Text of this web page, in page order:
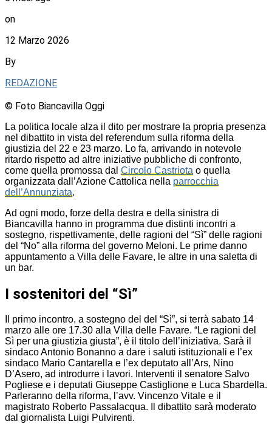
on
12 Marzo 2026
By
REDAZIONE
© Foto Biancavilla Oggi
La politica locale alza il dito per mostrare la propria presenza
nel dibattito in vista del referendum sulla riforma della
giustizia del 22 e 23 marzo. Lo fa, arrivando in notevole
ritardo rispetto ad altre iniziative pubbliche di confronto,
come quella promossa dal Circolo Castriota o quella
organizzata dall’Azione Cattolica nella parrocchia
dell’Annunziata.
Ad ogni modo, forze della destra e della sinistra di
Biancavilla hanno in programma due distinti incontri a
sostegno, rispettivamente, delle ragioni del “Sì” delle ragioni
del “No” alla riforma del governo Meloni. Le prime danno
appuntamento a Villa delle Favare, le altre in una saletta di
un bar.
I sostenitori del “Sì”
Il primo incontro, a sostegno del del “Sì”, si terrà sabato 14
marzo alle ore 17.30 alla Villa delle Favare. “Le ragioni del
Sì per una giustizia giusta”, è il titolo dell’iniziativa. Sarà il
sindaco Antonio Bonanno a dare i saluti istituzionali e l’ex
sindaco Mario Cantarella e l’ex deputato all’Ars, Nino
D’Asero, ad introdurre i lavori. Interventi il senatore Salvo
Pogliese e i deputati Giuseppe Castiglione e Luca Sbardella.
Parleranno della riforma, l’avv. Vincenzo Vitale e il
magistrato Roberto Passalacqua. Il dibattito sarà moderato
dal giornalista Luigi Pulvirenti.